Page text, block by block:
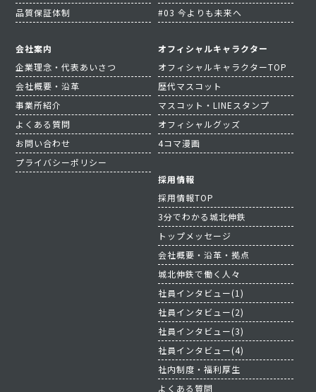
品質保証体制
#03 今よりも未来へ
会社案内
企業理念・代表あいさつ
会社概要・沿革
事業所紹介
よくある質問
お問い合わせ
プライバシーポリシー
オフィシャルキャラクター
オフィシャルキャラクターTOP
歴代マスコット
マスコット・LINEスタンプ
オフィシャルグッズ
4コマ漫画
採用情報
採用情報TOP
3分でわかる城北伸鉄
トップメッセージ
会社概要・沿革・拠点
城北伸鉄で働く人々
社員インタビュー(1)
社員インタビュー(2)
社員インタビュー(3)
社員インタビュー(4)
社内制度・福利厚生
よくある質問